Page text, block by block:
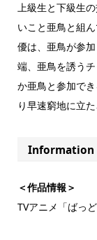
上級生と下級生
いこと亜鳥と組
優は、亜鳥が参
端、亜鳥を誘う
か亜鳥と参加で
り早速窮地に立た
Information
＜作品情報＞
TVアニメ「ばっ